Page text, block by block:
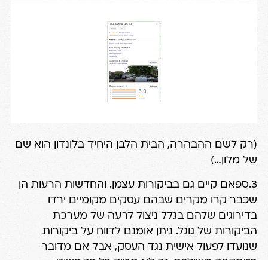
(רק לשם ההבהרה, הבית הלבן היחיד בלונדון הוא שם
של מלון…)
3.ספאם קיים גם בביקורות עצמן. והחדשות הרעות הן
שכבר קרו מקרים שבהם עסקים מקומיים ירדו
בדירוגים שלהם בגלל ניצול לרעה של מערכת
הביקורות של גוגל. ניתן אומנם לדווח על ביקורות
שנועדו לפעול אישית נגד העסק, אבל אם מדובר